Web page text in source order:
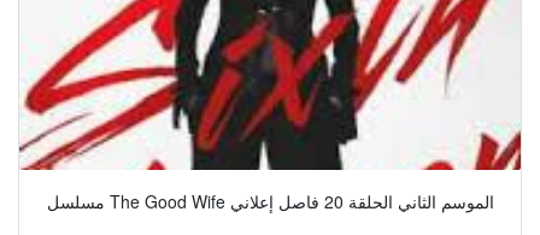
مسلسل The Good Wife الموسم الثاني الحلقة 20 فاصل إعلاني